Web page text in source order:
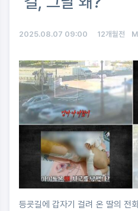
2025.08.07 09:00 12개월전
등굣길에 갑자기 걸려 온 딸의 전